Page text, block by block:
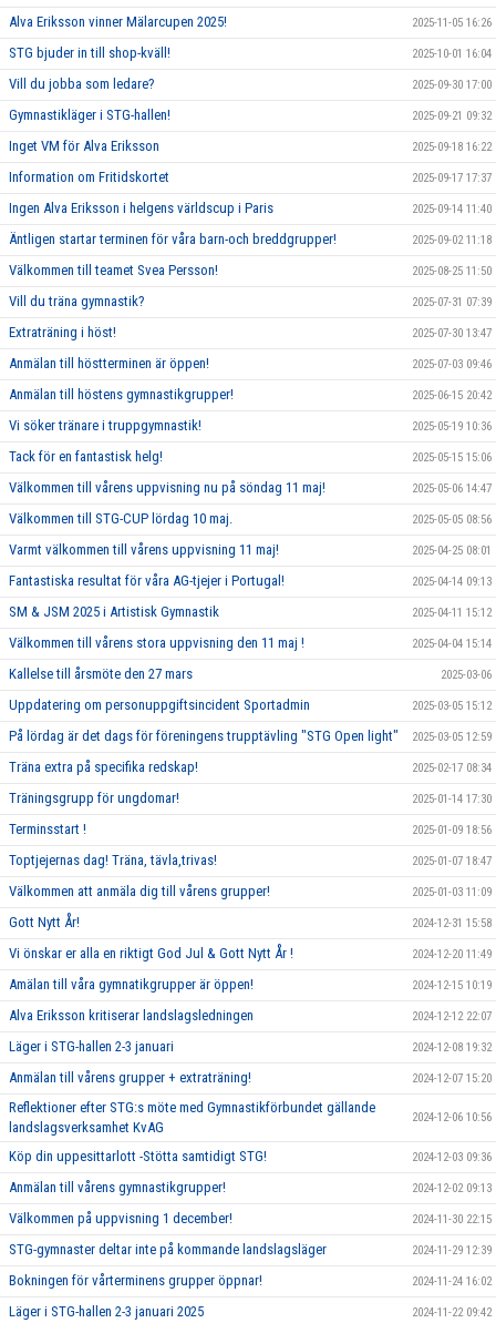
Alva Eriksson vinner Mälarcupen 2025! 2025-11-05 16:26
STG bjuder in till shop-kväll! 2025-10-01 16:04
Vill du jobba som ledare? 2025-09-30 17:00
Gymnastikläger i STG-hallen! 2025-09-21 09:32
Inget VM för Alva Eriksson 2025-09-18 16:22
Information om Fritidskortet 2025-09-17 17:37
Ingen Alva Eriksson i helgens världscup i Paris 2025-09-14 11:40
Äntligen startar terminen för våra barn-och breddgrupper! 2025-09-02 11:18
Välkommen till teamet Svea Persson! 2025-08-25 11:50
Vill du träna gymnastik? 2025-07-31 07:39
Extraträning i höst! 2025-07-30 13:47
Anmälan till höstterminen är öppen! 2025-07-03 09:46
Anmälan till höstens gymnastikgrupper! 2025-06-15 20:42
Vi söker tränare i truppgymnastik! 2025-05-19 10:36
Tack för en fantastisk helg! 2025-05-15 15:06
Välkommen till vårens uppvisning nu på söndag 11 maj! 2025-05-06 14:47
Välkommen till STG-CUP lördag 10 maj. 2025-05-05 08:56
Varmt välkommen till vårens uppvisning 11 maj! 2025-04-25 08:01
Fantastiska resultat för våra AG-tjejer i Portugal! 2025-04-14 09:13
SM & JSM 2025 i Artistisk Gymnastik 2025-04-11 15:12
Välkommen till vårens stora uppvisning den 11 maj ! 2025-04-04 15:14
Kallelse till årsmöte den 27 mars 2025-03-06
Uppdatering om personuppgiftsincident Sportadmin 2025-03-05 15:12
På lördag är det dags för föreningens trupptävling "STG Open light" 2025-03-05 12:59
Träna extra på specifika redskap! 2025-02-17 08:34
Träningsgrupp för ungdomar! 2025-01-14 17:30
Terminsstart ! 2025-01-09 18:56
Toptjejernas dag! Träna, tävla,trivas! 2025-01-07 18:47
Välkommen att anmäla dig till vårens grupper! 2025-01-03 11:09
Gott Nytt År! 2024-12-31 15:58
Vi önskar er alla en riktigt God Jul & Gott Nytt År ! 2024-12-20 11:49
Amälan till våra gymnatikgrupper är öppen! 2024-12-15 10:19
Alva Eriksson kritiserar landslagsledningen 2024-12-12 22:07
Läger i STG-hallen 2-3 januari 2024-12-08 19:32
Anmälan till vårens grupper + extraträning! 2024-12-07 15:20
Reflektioner efter STG:s möte med Gymnastikförbundet gällande
landslagsverksamhet KvAG
2024-12-06 10:56
Köp din uppesittarlott -Stötta samtidigt STG! 2024-12-03 09:36
Anmälan till vårens gymnastikgrupper! 2024-12-02 09:13
Välkommen på uppvisning 1 december! 2024-11-30 22:15
STG-gymnaster deltar inte på kommande landslagsläger 2024-11-29 12:39
Bokningen för vårterminens grupper öppnar! 2024-11-24 16:02
Läger i STG-hallen 2-3 januari 2025 2024-11-22 09:42